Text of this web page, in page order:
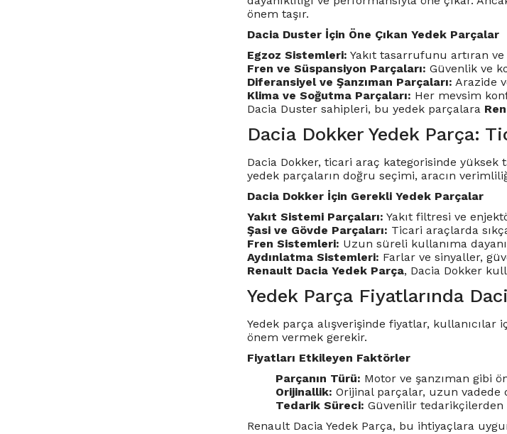
önem taşır.
Dacia Duster İçin Öne Çıkan Yedek Parçalar
Egzoz Sistemleri: Yakıt tasarrufunu artıran
Fren ve Süspansiyon Parçaları: Güvenlik ve
Diferansiyel ve Şanzıman Parçaları: Arazide
Klima ve Soğutma Parçaları: Her mevsim
Dacia Duster sahipleri, bu yedek parçalara
Dacia Dokker Yedek Parça:
Dacia Dokker, ticari araç kategorisinde yüksek
yedek parçaların doğru seçimi, aracın
Dacia Dokker İçin Gerekli Yedek Parçalar
Yakıt Sistemi Parçaları: Yakıt filtresi ve
Şasi ve Gövde Parçaları: Ticari araçlarda
Fren Sistemleri: Uzun süreli kullanıma
Aydınlatma Sistemleri: Farlar ve sinyaller,
Renault Dacia Yedek Parça, Dacia Dokker
Yedek Parça Fiyatlarında
Yedek parça alışverişinde fiyatlar,
önem vermek gerekir.
Fiyatları Etkileyen Faktörler
Parçanın Türü: Motor ve şanzıman gibi
Orijinallik: Orijinal parçalar, uzun vadede
Tedarik Süreci: Güvenilir
Renault Dacia Yedek Parça, bu ihtiyaçlara